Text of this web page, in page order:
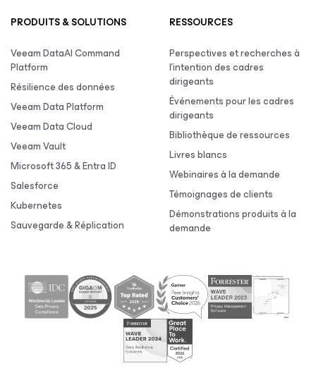
PRODUITS & SOLUTIONS
Veeam DataAI Command
Platform
Résilience des données
Veeam Data Platform
Veeam Data Cloud
Veeam Vault
Microsoft 365 & Entra ID
Salesforce
Kubernetes
Sauvegarde & Réplication
RESSOURCES
Perspectives et recherches à
l’intention des cadres
dirigeants
Événements pour les cadres
dirigeants
Bibliothèque de ressources
Livres blancs
Webinaires à la demande
Témoignages de clients
Démonstrations produits à la
demande